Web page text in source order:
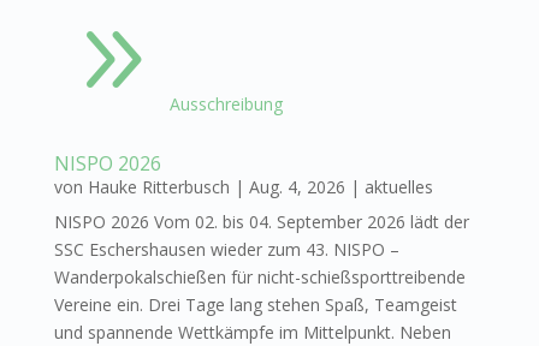
9 Ausschreibung
NISPO 2026
von Hauke Ritterbusch | Aug. 4, 2026 | aktuelles
NISPO 2026 Vom 02. bis 04. September 2026 lädt der
SSC Eschershausen wieder zum 43. NISPO –
Wanderpokalschießen für nicht-schießsporttreibende
Vereine ein. Drei Tage lang stehen Spaß, Teamgeist
und spannende Wettkämpfe im Mittelpunkt. Neben